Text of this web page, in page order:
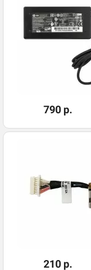
790 р.
210 р.